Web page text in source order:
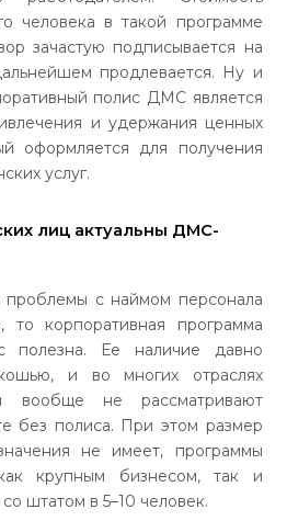
человека в такой программе
зачастую подписывается на
продлевается. Ну и
полис ДМС является
и удержания ценных
оформляется для получения
услуг.
лиц актуальны ДМС-
проблемы с наймом персонала
то корпоративная программа
Ее наличие давно
и во многих отраслях
вообще не рассматривают
без полиса. При этом размер
не имеет, программы
крупным бизнесом, так и
штатом в 5–10 человек.